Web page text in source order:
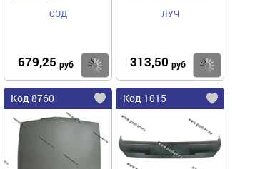
СЭД
679,25 руб Купить
ЛУЧ
313,50 руб
Код 8760 Код 1015